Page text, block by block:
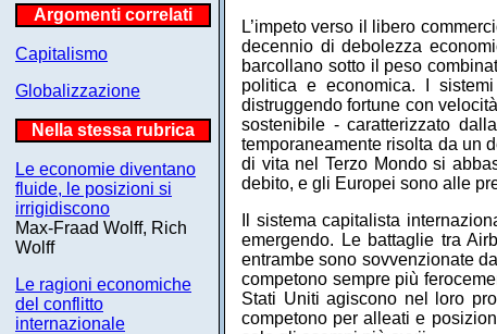
Argomenti correlati
Capitalismo
Globalizzazione
Nella stessa rubrica
Le economie diventano
fluide, le posizioni si
irrigidiscono
Max-Fraad Wolff, Rich
Wolff
Le ragioni economiche
del conflitto
internazionale
L’impeto verso il libero
decennio di debolezza
barcollano sotto il peso
politica e economica. I
distruggendo fortune con
sostenibile - caratterizzato
temporaneamente risolta da un
di vita nel Terzo Mondo si
debito, e gli Europei sono alle
Il sistema capitalista
emergendo. Le battaglie tra
entrambe sono sovvenzionate
competono sempre più
Stati Uniti agiscono nel loro
competono per alleati e